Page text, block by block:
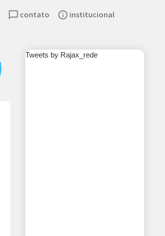
Tweets by Rajax_rede
chat_bubble_outline contato info_outline institucional